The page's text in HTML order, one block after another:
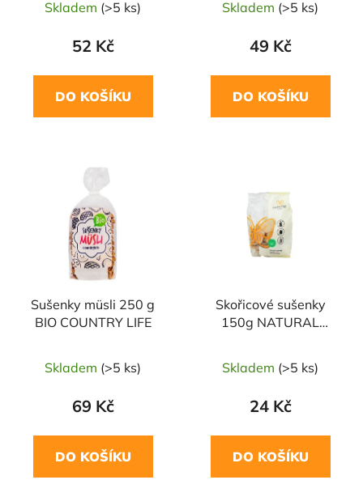
Skladem (>5 ks)
52 Kč
DO KOŠÍKU
Skladem (>5 ks)
49 Kč
DO KOŠÍKU
Sušenky müsli 250 g
BIO COUNTRY LIFE
Skladem (>5 ks)
69 Kč
DO KOŠÍKU
Skořicové sušenky
150g NATURAL
Skladem (>5 ks)
24 Kč
DO KOŠÍKU